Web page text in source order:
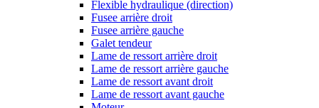
Flexible hydraulique (direction)
Fusee arrière droit
Fusee arrière gauche
Galet tendeur
Lame de ressort arrière droit
Lame de ressort arrière gauche
Lame de ressort avant droit
Lame de ressort avant gauche